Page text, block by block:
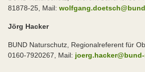
81878-25, Mail:
Jörg Hacker
BUND Naturschutz, Regionalreferent für
0160-7920267, Mail: